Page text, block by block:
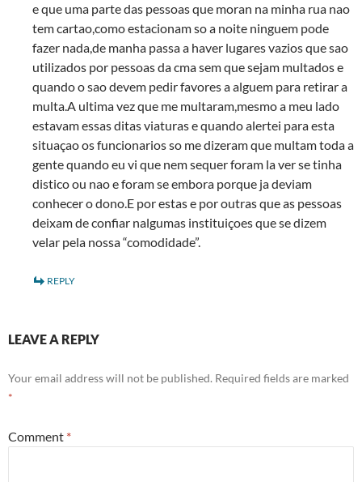
e que uma parte das pessoas que moran na minha rua nao
tem cartao,como estacionam so a noite ninguem pode
fazer nada,de manha passa a haver lugares vazios que sao
utilizados por pessoas da cma sem que sejam multados e
quando o sao devem pedir favores a alguem para retirar a
multa.A ultima vez que me multaram,mesmo a meu lado
estavam essas ditas viaturas e quando alertei para esta
situaçao os funcionarios so me dizeram que multam toda a
gente quando eu vi que nem sequer foram la ver se tinha
distico ou nao e foram se embora porque ja deviam
conhecer o dono.E por estas e por outras que as pessoas
deixam de confiar nalgumas instituiçoes que se dizem
velar pela nossa “comodidade”.
REPLY
LEAVE A REPLY
Your email address will not be published. Required fields are marked
*
Comment *